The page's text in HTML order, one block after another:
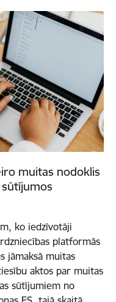
muitas nodoklis
ko iedzīvotāji
platformās
jāmaksā muitas
aktos par muitas
sūtījumiem no